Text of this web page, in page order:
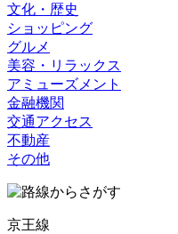
文化・歴史
ショッピング
グルメ
美容・リラックス
アミューズメント
金融機関
交通アクセス
不動産
その他
京王線